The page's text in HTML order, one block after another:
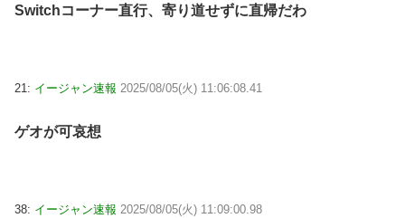
Switchコーナー直行、寄り道せずに直帰だわ
21: イージャン速報 2025/08/05(火) 11:06:08.41
ゲオが可哀想
38: イージャン速報 2025/08/05(火) 11:09:00.98